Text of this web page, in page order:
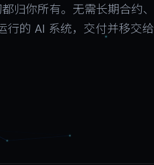
归你所有。无需长期合约、
行的 AI 系统，交付并移交给